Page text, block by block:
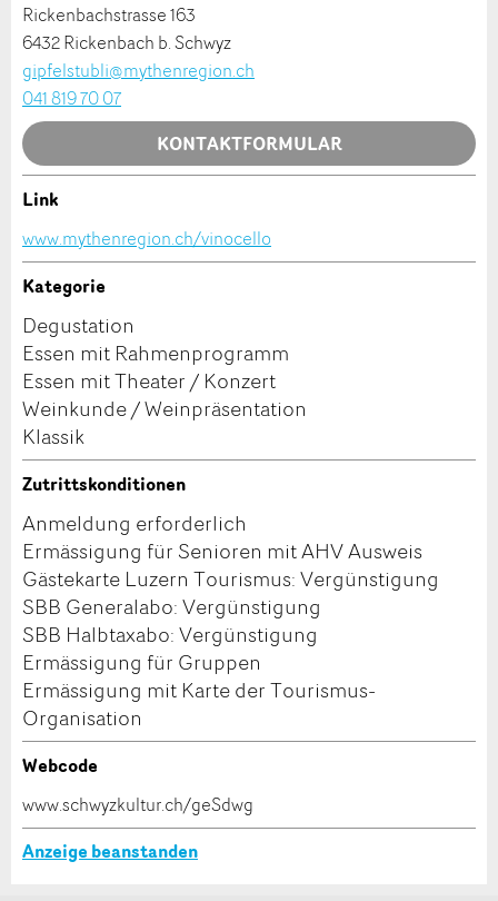
* Pflichtfeld
Information: Zur Qualitätssicherung wird eine Kopie der
E-Mail an guidle gesendet.
This site is protected by reCAPTCHA and the Google
Terms of Serviceapply.
ANMELDEN
Rickenbachstrasse 163
6432 Rickenbach b. Schwyz
gipfelstubli@mythenregion.ch
041 819 70 07
KONTAKTFORMULAR
Kontakt
Verfassen Sie eine Nachricht für die Kontaktpersonen
Adresse
Link
www.mythenregion.ch/vinocello
Kategorie
Degustation
Essen mit Rahmenprogramm
Essen mit Theater / Konzert
Weinkunde / Weinpräsentation
Klassik
Zutrittskonditionen
Anmeldung erforderlich
Ermässigung für Senioren mit AHV Ausweis
Gästekarte Luzern Tourismus: Vergünstigung
SBB Generalabo: Vergünstigung
SBB Halbtaxabo: Vergünstigung
Ermässigung für Gruppen
Ermässigung mit Karte der Tourismus-
Organisation
Webcode
www.schwyzkultur.ch/geSdwg
Anzeige beanstanden